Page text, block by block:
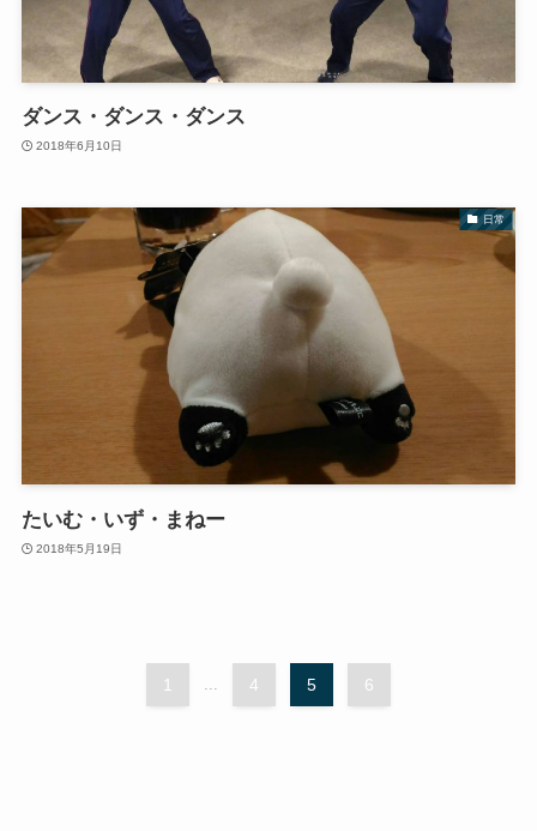
ダンス・ダンス・ダンス
2018年6月10日
日常
たいむ・いず・まねー
2018年5月19日
1 ... 4 5 6